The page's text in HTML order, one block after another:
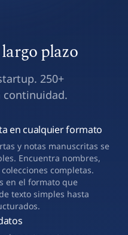
plazo
250+
en cualquier formato
y notas manuscritas se
Encuentra nombres,
completas.
el formato que
texto simples hasta